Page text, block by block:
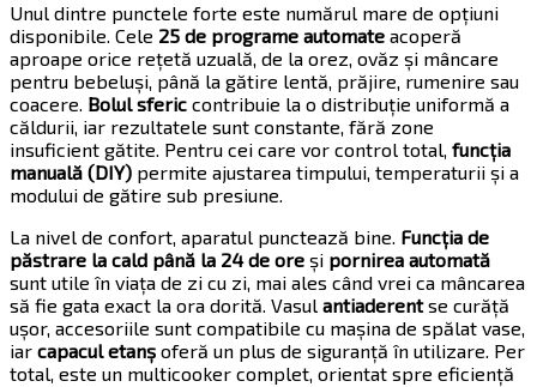
Unul dintre punctele forte este numărul mare de opțiuni
disponibile. Cele 25 de programe automate acoperă
aproape orice rețetă uzuală, de la orez, ovăz și mâncare
pentru bebeluși, până la gătire lentă, prăjire, rumenire sau
coacere. Bolul sferic contribuie la o distribuție uniformă a
căldurii, iar rezultatele sunt constante, fără zone
insuficient gătite. Pentru cei care vor control total, funcția
manuală (DIY) permite ajustarea timpului, temperaturii și a
modului de gătire sub presiune.
La nivel de confort, aparatul punctează bine. Funcția de
păstrare la cald până la 24 de ore și pornirea automată
sunt utile în viața de zi cu zi, mai ales când vrei ca mâncarea
să fie gata exact la ora dorită. Vasul antiaderentse curăță
ușor, accesoriile sunt compatibile cu mașina de spălat vase,
iar capacul etanș oferă un plus de siguranță în utilizare. Per
total, este un multicooker complet, orientat spre eficiență